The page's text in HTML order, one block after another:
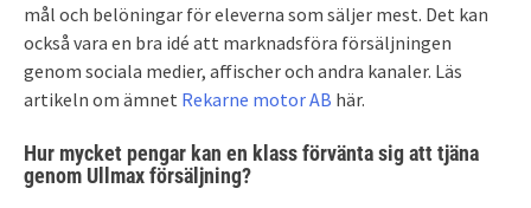
mål och belöningar för eleverna som säljer mest. Det kan
också vara en bra idé att marknadsföra försäljningen
genom sociala medier, affischer och andra kanaler. Läs
artikeln om ämnet Rekarne motor AB här.
Hur mycket pengar kan en klass förvänta sig att tjäna
genom Ullmax försäljning?